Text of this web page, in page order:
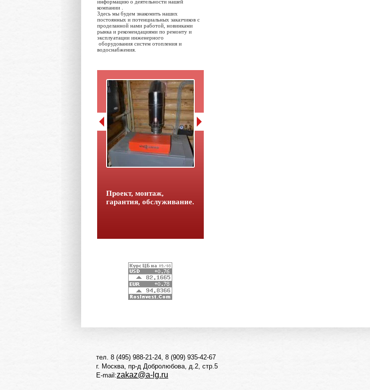
информацию о деятельности нашей
компании .
Здесь мы будем знакомить наших
постоянных и потенциальных заказчиков с
проделанной нами работой, новинками
рынка и рекомендациями по ремонту и
эксплуатации инженерного
оборудования систем отопления и
водоснабжения.
Проект, монтаж,
гарантия, обслуживание.
тел. 8 (495) 988-21-24, 8 (909) 935-42-67
г. Москва, пр-д Добролюбова, д.2, стр.5
E-mail:zakaz@a-lg.ru